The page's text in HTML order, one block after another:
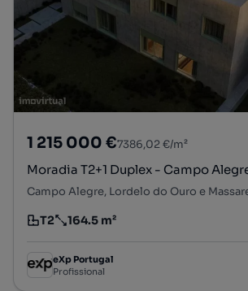
1 215 000 €7386,02 €/m²
Moradia T2+1 Duplex - Campo
Campo Alegre, Lordelo do Ouro e
Tipologia
T2
Preço por metro quadrado
164.5 m²
eXp Portugal
Profissional